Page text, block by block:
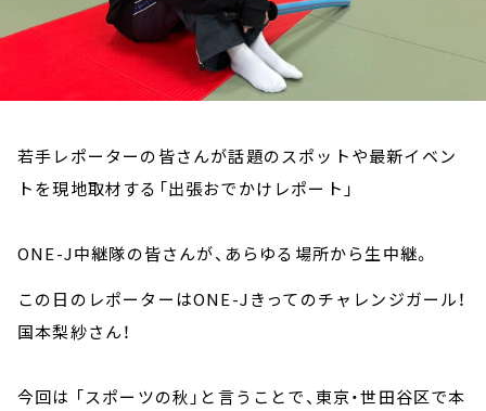
若手レポーターの皆さんが話題のスポットや最新イベン
トを現地取材する「出張おでかけレポート」
ONE-J中継隊の皆さんが、あらゆる場所から生中継。
この日のレポーターはONE-Jきってのチャレンジガール！
国本梨紗さん！
今回は 「スポーツの秋」と言うことで、東京・世田谷区で本